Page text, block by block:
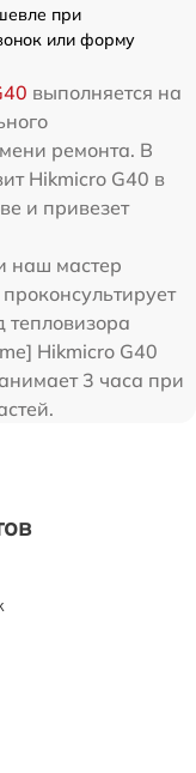
при
или форму
выполняется на
ремонта. В
Hikmicro G40 в
и привезет
наш мастер
тепловизора
Hikmicro G40
3 часа при